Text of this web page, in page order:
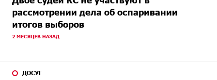
рассмотрении дела об оспаривании
итогов выборов
2 МЕСЯЦЕВ НАЗАД
ДОСУГ